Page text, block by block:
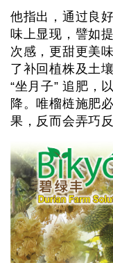
他指出，通过良
味上显现，譬如
次感，更甜更美
了补回植株及土
“坐月子” 追肥，
降。唯榴梿施肥
果，反而会弄巧